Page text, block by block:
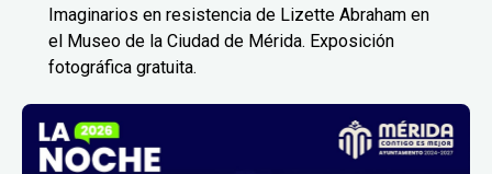
Imaginarios en resistencia de Lizette Abraham en
el Museo de la Ciudad de Mérida. Exposición
fotográfica gratuita.